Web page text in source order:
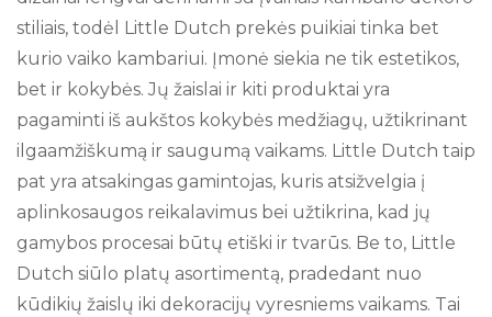
stiliais, todėl Little Dutch prekės puikiai tinka bet
kurio vaiko kambariui. Įmonė siekia ne tik estetikos,
bet ir kokybės. Jų žaislai ir kiti produktai yra
pagaminti iš aukštos kokybės medžiagų, užtikrinant
ilgaamžiškumą ir saugumą vaikams. Little Dutch taip
pat yra atsakingas gamintojas, kuris atsižvelgia į
aplinkosaugos reikalavimus bei užtikrina, kad jų
gamybos procesai būtų etiški ir tvarūs. Be to, Little
Dutch siūlo platų asortimentą, pradedant nuo
kūdikių žaislų iki dekoracijų vyresniems vaikams. Tai